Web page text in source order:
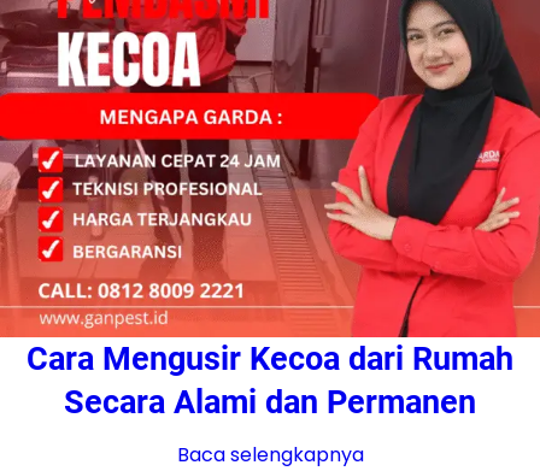
Cara Mengusir Kecoa dari Rumah
Secara Alami dan Permanen
Baca selengkapnya